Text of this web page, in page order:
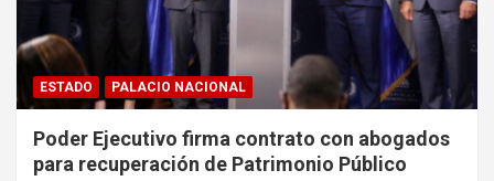
ESTADO PALACIO NACIONAL
Poder Ejecutivo firma contrato con abogados
para recuperación de Patrimonio Público